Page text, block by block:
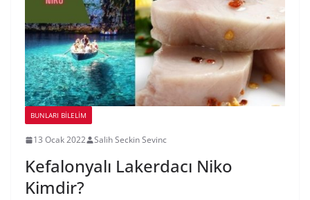
BUNLARI BILELIM
13 Ocak 2022 Salih Seckin Sevinc
Kefalonyalı Lakerdacı Niko
Kimdir?